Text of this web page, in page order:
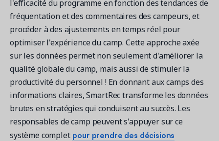
l'efficacité du programme en fonction des tendances de
fréquentation et des commentaires des campeurs, et
procéder à des ajustements en temps réel pour
optimiser l'expérience du camp. Cette approche axée
sur les données permet non seulement d'améliorer la
qualité globale du camp, mais aussi de stimuler la
productivité du personnel ! En donnant aux camps des
informations claires, SmartRec transforme les données
brutes en stratégies qui conduisent au succès. Les
responsables de camp peuvent s'appuyer sur ce
système complet pour prendre des décisions